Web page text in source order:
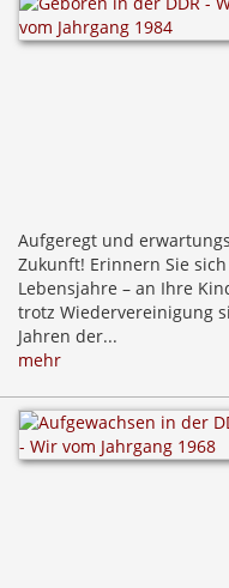
Aufgeregt und
Zukunft! Erinnern Sie
Lebensjahre – an Ihre
trotz Wiedervereinigung
Jahren der...
mehr